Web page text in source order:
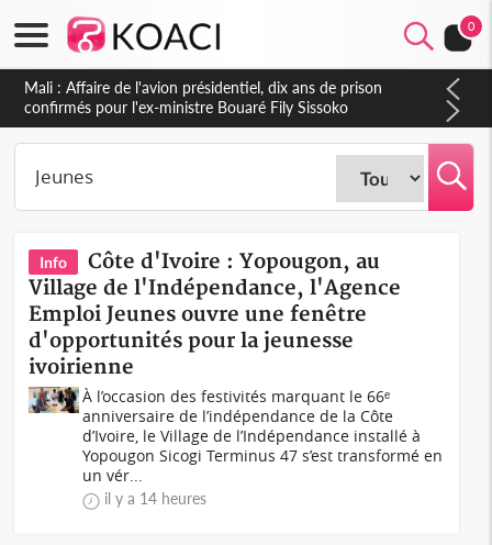
0
Nigeria : Le Togo et le Cameroun principaux acheteurs des
produits de la raffinerie Dangote en juillet
Info
Côte d'Ivoire : Yopougon, au
Village de l'Indépendance, l'Agence
Emploi Jeunes ouvre une fenêtre
d'opportunités pour la jeunesse
ivoirienne
À l’occasion des festivités marquant le 66ᵉ
anniversaire de l’indépendance de la Côte
d’Ivoire, le Village de l’Indépendance installé à
Yopougon Sicogi Terminus 47 s’est transformé en
un vér...
il y a 14 heures